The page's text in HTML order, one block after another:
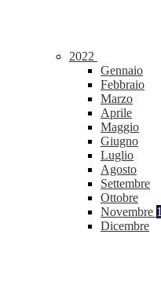
2022
Gennaio
Febbraio
Marzo
Aprile
Maggio
Giugno
Luglio
Agosto
Settembre
Ottobre
Novembre 1
Dicembre